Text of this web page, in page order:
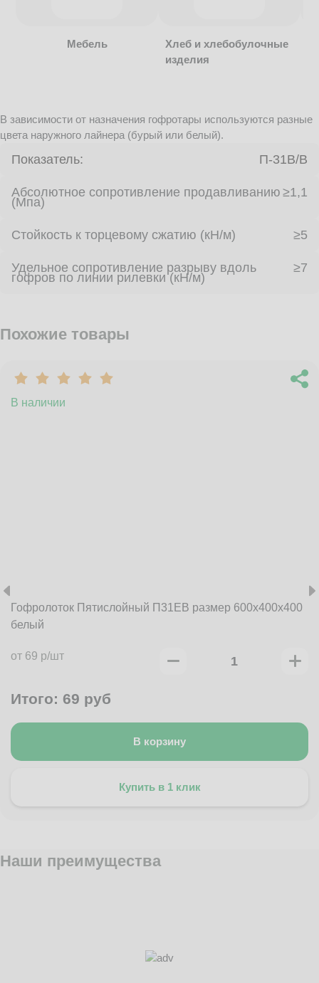
Мебель
Хлеб и хлебобулочные
изделия
В зависимости от назначения гофротары используются разные
цвета наружного лайнера (бурый или белый).
Показатель: П-31В/B
Абсолютное сопротивление продавливанию
(Мпа)
≥1,1
Стойкость к торцевому сжатию (кН/м) ≥5
Удельное сопротивление разрыву вдоль
гофров по линии рилевки (кН/м)
≥7
Похожие товары
В наличии
Гофролоток Пятислойный П31EB размер 600x400x400
белый
от 69 р/шт
Итого: 69 руб
В корзину
Купить в 1 клик
Наши преимущества